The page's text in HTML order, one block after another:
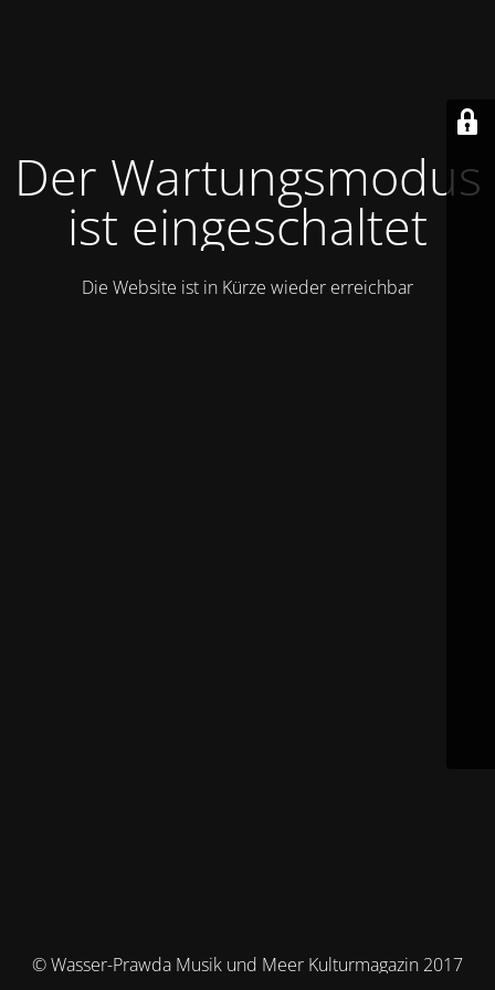
Der Wartungsmodus
ist eingeschaltet
Die Website ist in Kürze wieder erreichbar
© Wasser-Prawda Musik und Meer Kulturmagazin 2017